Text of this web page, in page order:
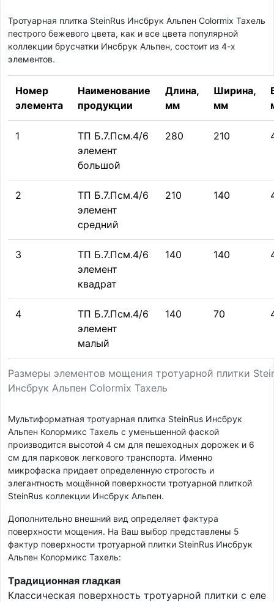
Тротуарная плитка SteinRus Инсбрук Альпен Colormix Тахель
пестрого бежевого цвета, как и все цвета популярной
коллекции брусчатки Инсбрук Альпен, состоит из 4-х
элементов.
Размеры элементов мощения тротуарной плитки
Инсбрук Альпен Colormix Тахель
Номер
элемента
Наименование
продукции
Длина,
мм
Ширина,
мм
1
ТП Б.7.Псм.4/6
элемент
большой
280 210
2
ТП Б.7.Псм.4/6
элемент
средний
210 140
3
ТП Б.7.Псм.4/6
элемент
квадрат
140 140
4
ТП Б.7.Псм.4/6
элемент
малый
140 70
Мультиформатная тротуарная плитка SteinRus Инсбрук
Альпен Колормикс Тахель с уменьшенной фаской
производится высотой 4 см для пешеходных дорожек и 6
см для парковок легкового транспорта. Именно
микрофаска придает определенную строгость и
элегантность мощённой поверхности тротуарной плиткой
SteinRus коллекции Инсбрук Альпен.
Дополнительно внешний вид определяет фактура
поверхности мощения. На Ваш выбор представлены 5
фактур поверхности тротуарной плитки SteinRus Инсбрук
Альпен Колормикс Тахель:
Традиционная гладкая
Классическая поверхность тротуарной плитки с еле